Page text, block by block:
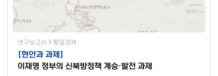
연구보고서 통일경제
[현안과 과제]
이재명 정부의 신북방정책 계승·발전 과제